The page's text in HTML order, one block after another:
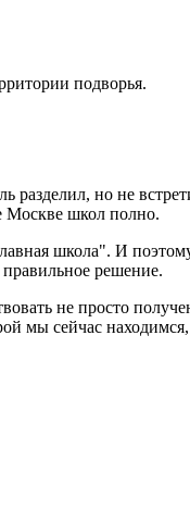
подворья.
разделил, но не
Москве школ полно.
школа". И
решение.
не просто
мы сейчас